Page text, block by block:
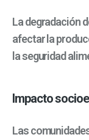
La degradación
afectar la
la seguridad
Impacto
Las